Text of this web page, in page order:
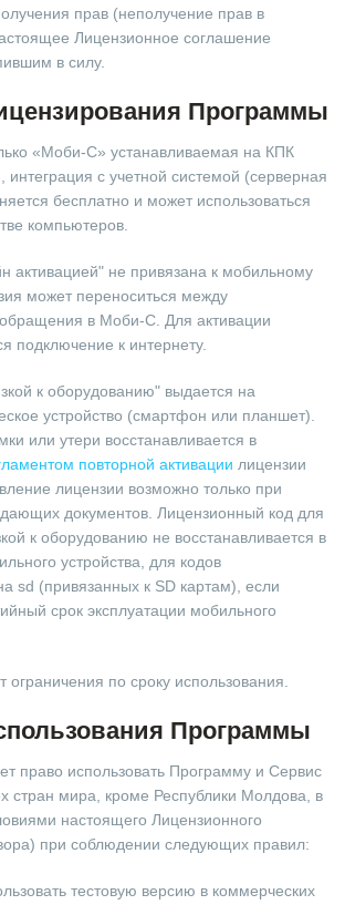
прав (неполучение прав в
Лицензионное соглашение
в силу.
Программы
«Моби-С» устанавливаемая на КПК
интеграция с учетной системой (серверная
бесплатно и может использоваться
компьютеров.
активацией" не привязана к мобильному
может переноситься между
обращения в Моби-С. Для активации
подключение к интернету.
к оборудованию" выдается на
устройство (смартфон или планшет).
или утери восстанавливается в
повторной активации лицензии
лицензии возможно только при
документов. Лицензионный код для
к оборудованию не восстанавливается в
устройства, для кодов
sd (привязанных к SD картам), если
срок эксплуатации мобильного
по сроку использования.
Программы
право использовать Программу и Сервис
стран мира, кроме Республики Молдова, в
настоящего Лицензионного
при соблюдении следующих правил:
тестовую версию в коммерческих